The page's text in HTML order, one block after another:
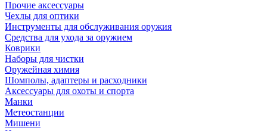
Прочие аксессуары
Чехлы для оптики
Инструменты для обслуживания оружия
Средства для ухода за оружием
Коврики
Наборы для чистки
Оружейная химия
Шомполы, адаптеры и расходники
Аксессуары для охоты и спорта
Манки
Метеостанции
Мишени